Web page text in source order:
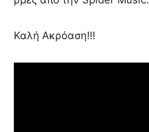
Καλή Ακρόαση!!!